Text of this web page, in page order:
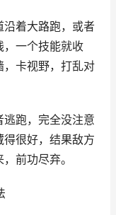
沿着大路跑，或者
，一个技能就收
，卡视野，打乱对
跑，完全没注意
很好，结果敌方
前功尽弃。